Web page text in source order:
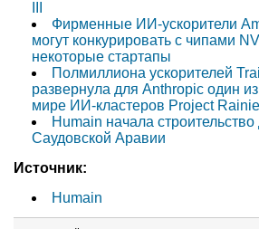
Фирменные ИИ-ускорители
могут конкурировать с чипами
некоторые стартапы
Полмиллиона ускорителей
развернула для Anthropic один
мире ИИ-кластеров Project
Humain начала
Саудовской Аравии
Источник:
Humain